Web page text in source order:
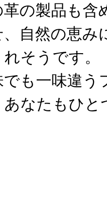
の製品も含
自然の恵み
そうです。
も一味違う
なたもひと